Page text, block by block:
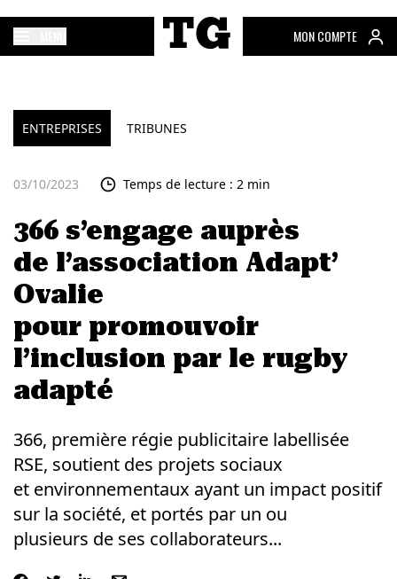
MON COMPTE
ENTREPRISES TRIBUNES
03/10/2023 Temps de lecture : 2 min
366 s’engage auprès
de l’association Adapt’
Ovalie
pour promouvoir
l’inclusion par le rugby
adapté
366, première régie publicitaire labellisée
RSE, soutient des projets sociaux
et environnementaux ayant un impact positif
sur la société, et portés par un ou
plusieurs de ses collaborateurs...